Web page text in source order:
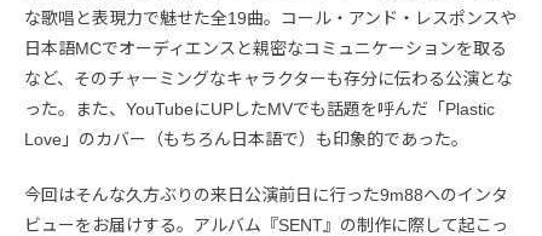
な歌唱と表現力で魅せた全19曲。コール・アンド・レスポンスや
日本語MCでオーディエンスと親密なコミュニケーションを取る
など、そのチャーミングなキャラクターも存分に伝わる公演とな
った。また、YouTubeにUPしたMVでも話題を呼んだ「Plastic
Love」のカバー（もちろん日本語で）も印象的であった。
今回はそんな久方ぶりの来日公演前日に行った9m88へのインタ
ビューをお届けする。アルバム『SENT』の制作に際して起こっ